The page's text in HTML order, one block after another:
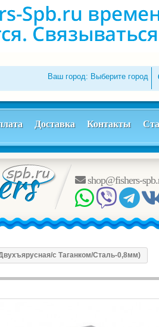
Ваш город: Выберите город
Доставка Контакты
shop@fishers-
с Таганком/Сталь-0,8мм)